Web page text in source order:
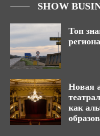
SHOW
Топ
региона
Новая
как